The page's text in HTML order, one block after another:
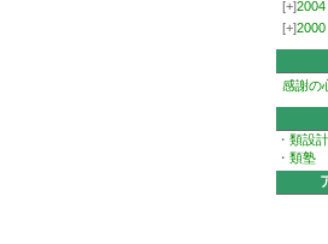
[+]2004
[+]2000
感謝の
・ 類設
・ 類塾